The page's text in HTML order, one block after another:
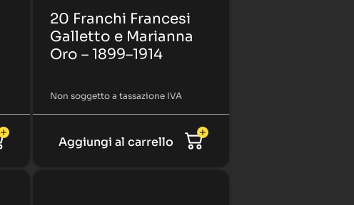
20 Franchi Francesi
Galletto e Marianna
Oro – 1899–1914
Non soggetto a tassazione IVA
Aggiungi al carrello